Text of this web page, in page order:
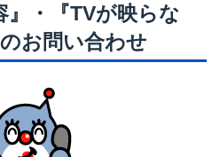
』・『TVが映らな
お問い合わせ